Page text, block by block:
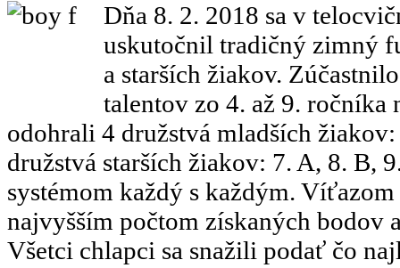
Dňa 8. 2. 2018 sa v
uskutočnil tradičný zimný
a starších žiakov.
talentov zo 4. až 9. ročníka
odohrali 4 družstvá mladších
družstvá starších žiakov: 7. A, 8. B,
systémom každý s každým. Víťazom
najvyšším počtom získaných bodov
Všetci chlapci sa snažili podať čo